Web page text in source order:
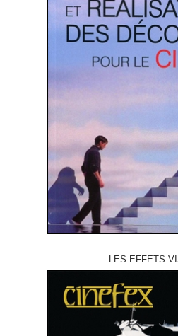
LES EFFETS